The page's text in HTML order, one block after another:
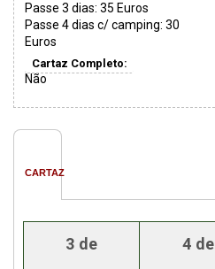
Passe 3 dias: 35 Euros
Passe 4 dias c/ camping: 30
Euros
Cartaz Completo:
Não
CARTAZ
3 de
4 de